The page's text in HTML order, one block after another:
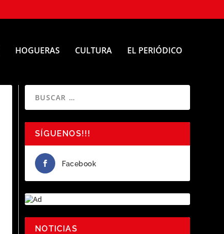
HOGUERAS CULTURA EL PERIÓDICO
SÍGUENOS!!!
Facebook
NOTICIAS